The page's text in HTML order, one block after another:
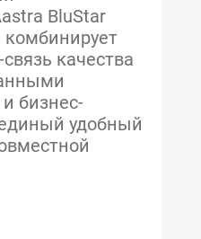
BluStar
комбинирует
качества
бизнес-
удобный